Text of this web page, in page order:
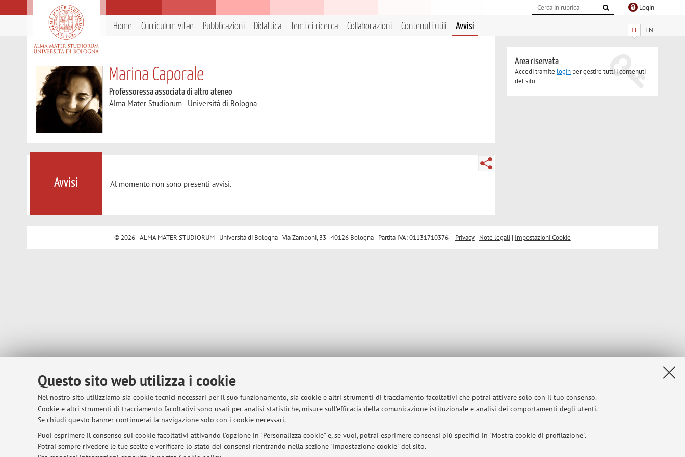
Questo sito web utilizza i cookie
Nel nostro sito utilizziamo sia cookie tecnici necessari per il suo funzionamento, sia cookie e altri strumenti di tracciamento facoltativi che potrai attivare solo con il tuo consenso.
Cookie e altri strumenti di tracciamento facoltativi sono usati per analisi statistiche, misure sull'efficacia della comunicazione istituzionale e analisi dei comportamenti degli utenti.
Se chiudi questo banner continuerai la navigazione solo con i cookie necessari.
Puoi esprimere il consenso sui cookie facoltativi attivando l'opzione in "Personalizza cookie" e, se vuoi, potrai esprimere consensi più specifici in "Mostra cookie di profilazione".
Potrai sempre rivedere le tue scelte e verificare lo stato dei consensi rientrando nella sezione "Impostazione cookie" del sito.
Login
IT EN
Home Curriculum vitae Pubblicazioni Didattica Temi di ricerca Collaborazioni Contenuti utili Avvisi
Marina Caporale
Professoressa associata di altro ateneo
Alma Mater Studiorum - Università di Bologna
Avvisi Al momento non sono presenti avvisi.
Area riservata
Accedi tramite login per gestire tutti i contenuti
del sito.
© 2026 - ALMA MATER STUDIORUM - Università di Bologna - Via Zamboni, 33 - 40126 Bologna - Partita IVA: 01131710376 Privacy| Note legali| Impostazioni Cookie